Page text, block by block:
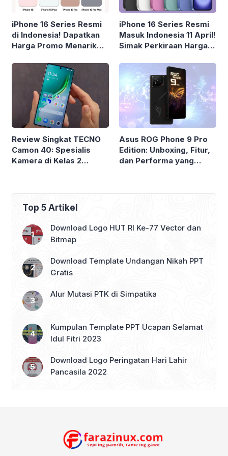
iPhone 16 Series Resmi
di Indonesia! Dapatkan
Harga Promo Menarik
iPhone 16 Series Resmi
Masuk Indonesia 11 April!
Simak Perkiraan Harga &
Review Singkat TECNO
Camon 40: Spesialis
Kamera di Kelas 2
Asus ROG Phone 9 Pro
Edition: Unboxing, Fitur,
dan Performa yang
Top 5 Artikel
Download Logo HUT RI Ke-77 Vector dan
Bitmap
Download Template Undangan Nikah PPT
Gratis
Alur Mutasi PTK di Simpatika
Kumpulan Template PPT Ucapan Selamat
Idul Fitri 2023
Download Logo Peringatan Hari Lahir
Pancasila 2022